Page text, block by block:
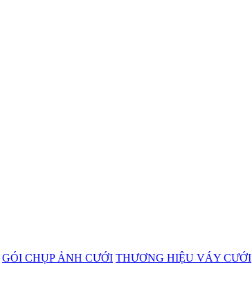
GÓI CHỤP ẢNH CƯỚI THƯƠNG HIỆU VÁY CƯỚI